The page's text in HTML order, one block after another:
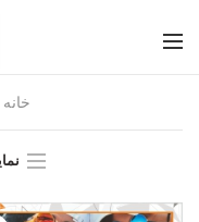
خانه